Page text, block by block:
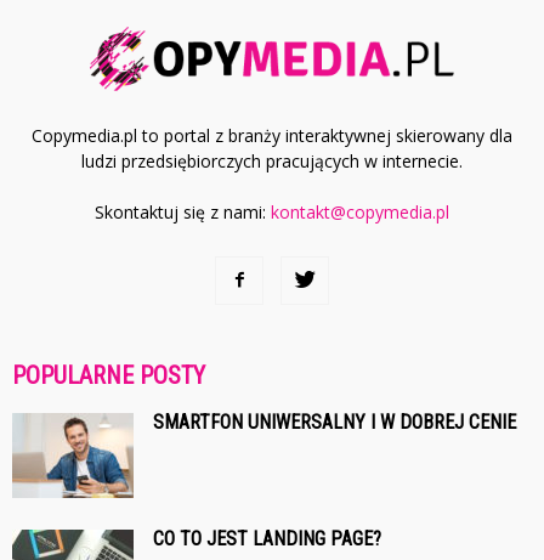
Copymedia.pl to portal z branży interaktywnej skierowany dla
ludzi przedsiębiorczych pracujących w internecie.
Skontaktuj się z nami: kontakt@copymedia.pl
POPULARNE POSTY
SMARTFON UNIWERSALNY I W DOBREJ CENIE
CO TO JEST LANDING PAGE?